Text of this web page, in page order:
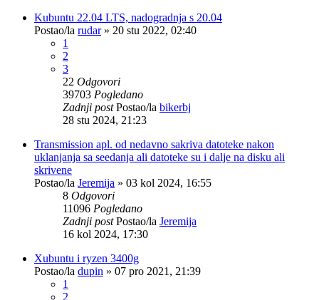
Kubuntu 22.04 LTS, nadogradnja s 20.04
Postao/la rudar» 20 stu 2022, 02:40
1
2
3
22 Odgovori
39703 Pogledano
Zadnji postPostao/la bikerbj
28 stu 2024, 21:23
Transmission apl. od nedavno sakriva datoteke nakon
uklanjanja sa seedanja ali datoteke su i dalje na disku ali
skrivene
Postao/la Jeremija » 03 kol 2024, 16:55
8 Odgovori
11096 Pogledano
Zadnji postPostao/la Jeremija
16 kol 2024, 17:30
Xubuntu i ryzen 3400g
Postao/la dupin » 07 pro 2021, 21:39
1
2